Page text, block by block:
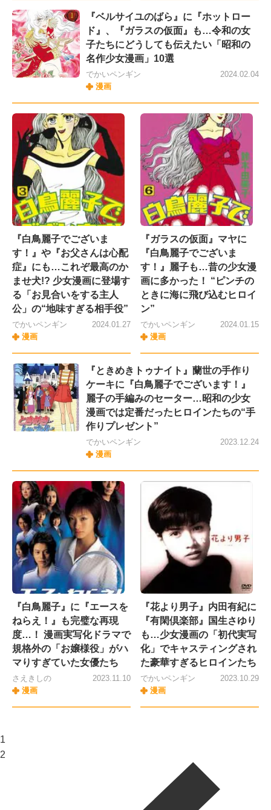
『ベルサイユのばら』に『ホットロー
ド』、『ガラスの仮面』も…令和の女
子たちにどうしても伝えたい「昭和の
名作少女漫画」10選
でかいペンギン
漫画
2024.02.04
『白鳥麗子でございま
す！』や『お父さんは心配
症』にも…これぞ最高のか
ませ犬!? 少女漫画に登場す
る「お見合いをする主人
公」の“地味すぎる相手役”
でかいペンギン
漫画
2024.01.27
『ガラスの仮面』マヤに
『白鳥麗子でございま
す！』麗子も…昔の少女漫
画に多かった！ “ピンチの
ときに海に飛び込むヒロイ
ン”
でかいペンギン
漫画
2024.01.15
『ときめきトゥナイト』蘭世の手作り
ケーキに『白鳥麗子でございます！』
麗子の手編みのセーター…昭和の少女
漫画では定番だったヒロインたちの“手
作りプレゼント”
でかいペンギン
漫画
2023.12.24
『白鳥麗子』に『エースを
ねらえ！』も完璧な再現
度…！ 漫画実写化ドラマで
規格外の「お嬢様役」がハ
マりすぎていた女優たち
さえきしの
漫画
2023.11.10
『花より男子』内田有紀に
『有閑倶楽部』国生さゆり
も…少女漫画の「初代実写
化」でキャスティングされ
た豪華すぎるヒロインたち
でかいペンギン
漫画
2023.10.29
1
2